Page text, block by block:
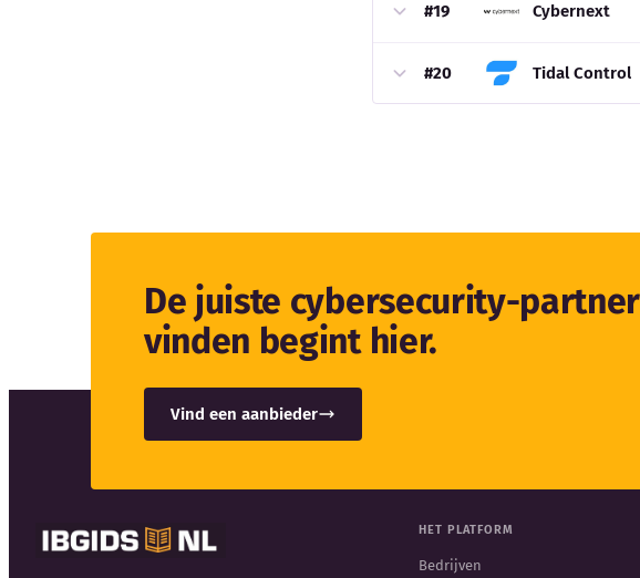
#19 Cybernext
#20 Tidal Control
De juiste cybersecurity-partner
vinden begint hier.
Vind een aanbieder
HET PLATFORM
Bedrijven